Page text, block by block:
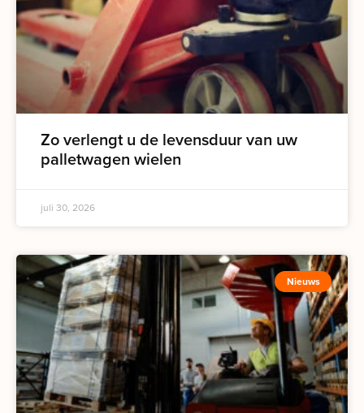
Zo verlengt u de levensduur van uw
palletwagen wielen
juli 30, 2026
Nieuws